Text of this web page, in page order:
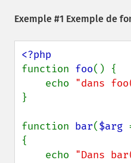
Exemple #1 Exemple de
function foo() {
    echo
"dans
}
function bar($arg
{
    echo
"Dans